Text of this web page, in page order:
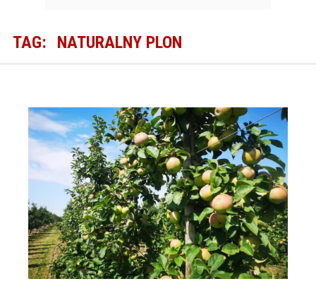
TAG: NATURALNY PLON